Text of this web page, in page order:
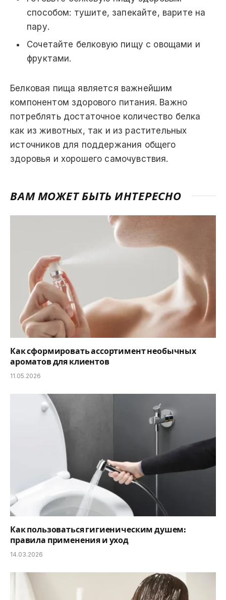
способом: тушите, запекайте, варите на
пару.
Сочетайте белковую пищу с овощами и
фруктами.
Белковая пища является важнейшим
компонентом здорового питания. Важно
потреблять достаточное количество белка
как из животных, так и из растительных
источников для поддержания общего
здоровья и хорошего самочувствия.
ВАМ МОЖЕТ БЫТЬ ИНТЕРЕСНО
Как сформировать ассортимент необычных
ароматов для клиентов
11.05.2026
Как пользоваться гигиеническим душем:
правила применения и уход
14.03.2026